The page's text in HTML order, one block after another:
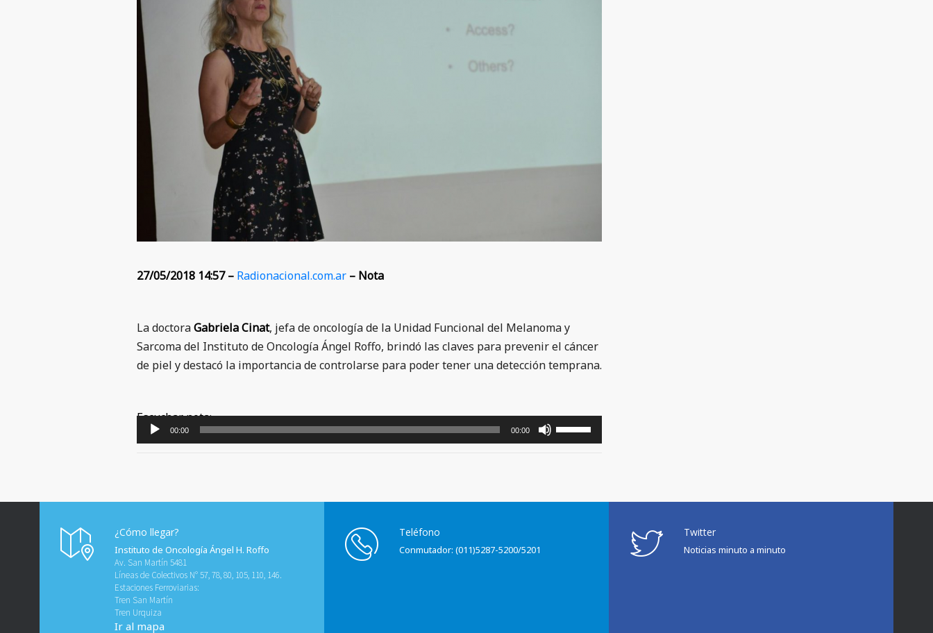
27/05/2018 14:57 – Radionacional.com.ar – Nota
La doctoraGabriela Cinat, jefa de oncología de la Unidad Funcional del Melanoma y
Sarcoma del Instituto de Oncología Ángel Roffo, brindó las claves para prevenir el cáncer
de piel y destacó la importancia de controlarse para poder tener una detección temprana.
Escuchar nota:
audio
00:00 00:00
¿Cómo llegar?
Instituto de Oncología Ángel H. Roffo
Av. San Martín 5481
Líneas de Colectivos N° 57, 78, 80, 105, 110, 146.
Estaciones Ferroviarias:
Tren San Martín
Tren Urquiza
Ir al mapa
Teléfono
Conmutador: (011)5287-5200/5201
Twitter
Noticias minuto a minuto